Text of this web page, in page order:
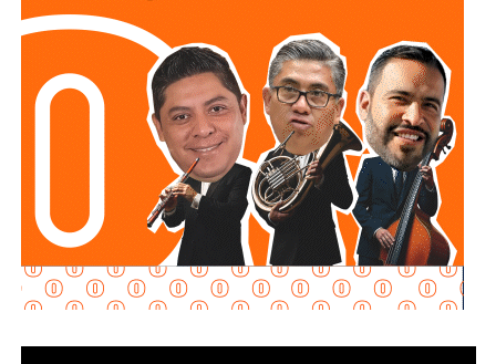
continuar con la limpieza y mantenimiento integral de las
instalaciones de la planta.
La siguiente etapa contempla el equipamiento de los
tanques de floculación y sedimentación, donde las
partículas e impurezas que contiene el agua se agrupan y
posteriormente se depositan en el fondo, permitiendo
separar el agua más clara para que continúe con las
etapas de filtración y desinfección antes de su
distribución.